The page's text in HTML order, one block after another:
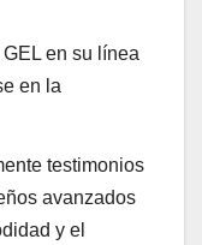
en su línea
en la
testimonios
avanzados
y el